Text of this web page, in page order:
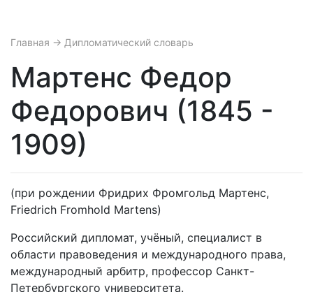
Главная → Дипломатический словарь
Мартенс Федор
Федорович (1845 -
1909)
(при рождении Фридрих Фромгольд Мартенс,
Friedrich Fromhold Martens)
Российский дипломат, учёный, специалист в
области правоведения и международного права,
международный арбитр, профессор Санкт-
Петербургского университета.